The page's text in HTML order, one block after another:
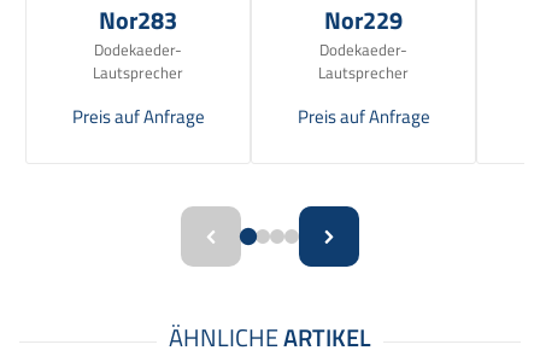
Nor283
Dodekaeder-
Lautsprecher
Preis auf Anfrage
Nor229
Dodekaeder-
Lautsprecher
Preis auf Anfrage